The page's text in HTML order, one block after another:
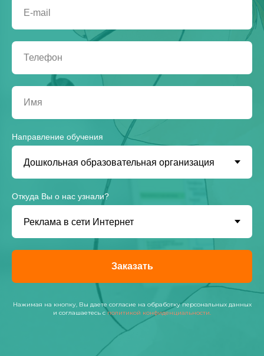
Направление обучения
Откуда Вы о нас узнали?
Заказать
Нажимая на кнопку, Вы даете согласие на обработку персональных данных
и соглашаетесь сполитикой конфиденциальности.